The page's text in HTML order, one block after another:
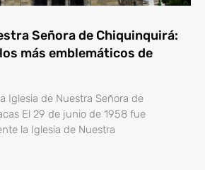
Señora de Chiquinquirá:
más emblemáticos de
Iglesia de Nuestra Señora de
El 29 de junio de 1958 fue
la Iglesia de Nuestra